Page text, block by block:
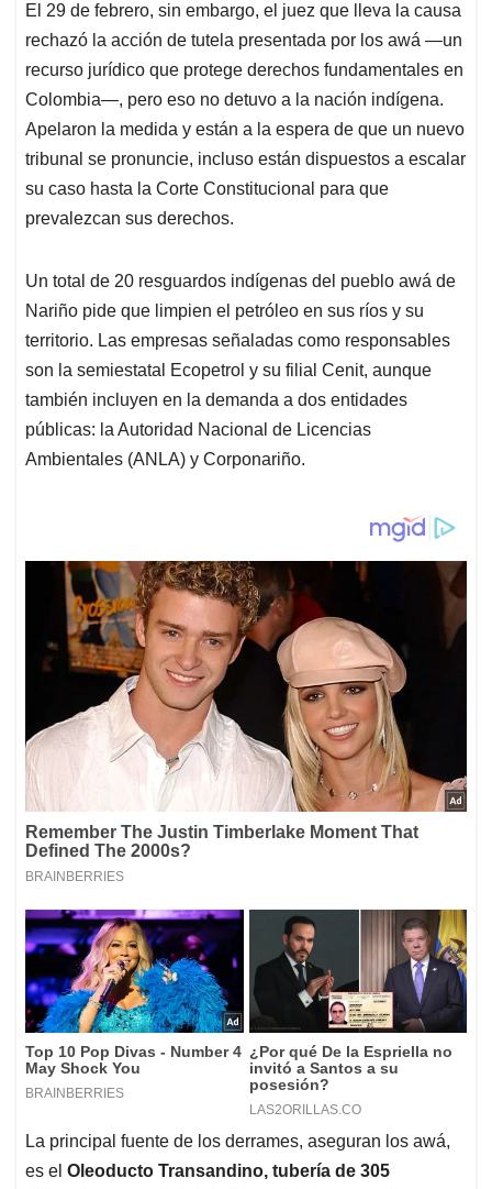
El 29 de febrero, sin embargo, el juez que lleva la causa
rechazó la acción de tutela presentada por los awá —un
recurso jurídico que protege derechos fundamentales en
Colombia—, pero eso no detuvo a la nación indígena.
Apelaron la medida y están a la espera de que un nuevo
tribunal se pronuncie, incluso están dispuestos a escalar
su caso hasta la Corte Constitucional para que
prevalezcan sus derechos.
Un total de 20 resguardos indígenas del pueblo awá de
Nariño pide que limpien el petróleo en sus ríos y su
territorio. Las empresas señaladas como responsables
son la semiestatal Ecopetrol y su filial Cenit, aunque
también incluyen en la demanda a dos entidades
públicas: la Autoridad Nacional de Licencias
Ambientales (ANLA) y Corponariño.
La principal fuente de los derrames, aseguran los awá,
es el Oleoducto Transandino, tubería de 305